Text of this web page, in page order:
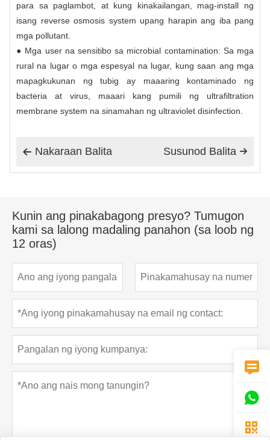
para sa paglambot, at kung kinakailangan, mag-install ng
isang reverse osmosis system upang harapin ang iba pang
mga pollutant.
● Mga user na sensitibo sa microbial contamination: Sa mga
rural na lugar o mga espesyal na lugar, kung saan ang mga
mapagkukunan ng tubig ay maaaring kontaminado ng
bacteria at virus, maaari kang pumili ng ultrafiltration
membrane system na sinamahan ng ultraviolet disinfection.
 Nakaraan Balita 
Susunod Balita
Kunin ang pinakabagong presyo? Tumugon
kami sa lalong madaling panahon (sa loob ng
12 oras)


